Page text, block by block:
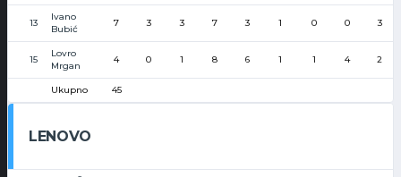
13
Ivano
Bubić
7 3 3 7 3 1 0 0 3
15
Lovro
Mrgan
4 0 1 8 6 1 1 4 2
Ukupno 45
LENOVO